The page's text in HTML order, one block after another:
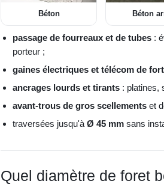
Béton Béton
passage de fourreaux et de tubes :
porteur ;
gaines électriques et télécom de
ancrages lourds et tirants : platines,
avant-trous de gros scellements et
traversées jusqu'àØ 45 mm sans
Quel diamètre de foret